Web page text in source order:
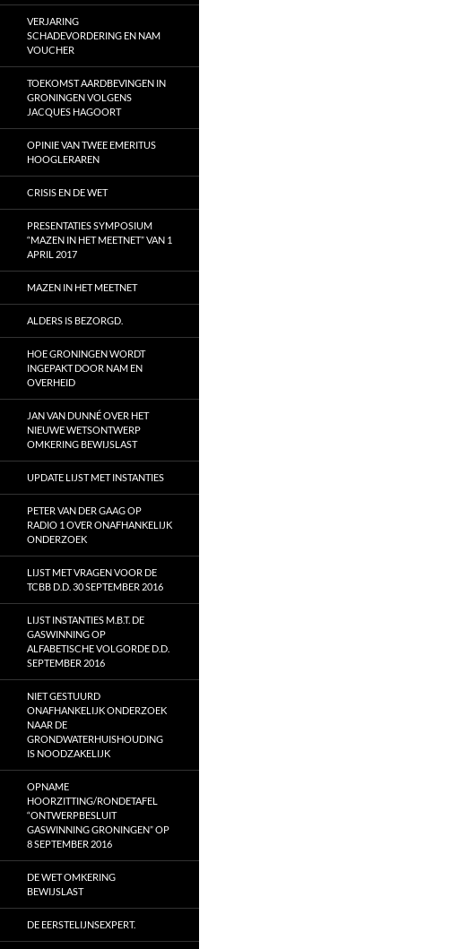
VERJARING
SCHADEVORDERING EN NAM
VOUCHER
TOEKOMST AARDBEVINGEN IN
GRONINGEN VOLGENS
JACQUES HAGOORT
OPINIE VAN TWEE EMERITUS
HOOGLERAREN
CRISIS EN DE WET
PRESENTATIES SYMPOSIUM
“MAZEN IN HET MEETNET” VAN 1
APRIL 2017
MAZEN IN HET MEETNET
ALDERS IS BEZORGD.
HOE GRONINGEN WORDT
INGEPAKT DOOR NAM EN
OVERHEID
JAN VAN DUNNÉ OVER HET
NIEUWE WETSONTWERP
OMKERING BEWIJSLAST
UPDATE LIJST MET INSTANTIES
PETER VAN DER GAAG OP
RADIO 1 OVER ONAFHANKELIJK
ONDERZOEK
LIJST MET VRAGEN VOOR DE
TCBB D.D. 30 SEPTEMBER 2016
LIJST INSTANTIES M.B.T. DE
GASWINNING OP
ALFABETISCHE VOLGORDE D.D.
SEPTEMBER 2016
NIET GESTUURD
ONAFHANKELIJK ONDERZOEK
NAAR DE
GRONDWATERHUISHOUDING
IS NOODZAKELIJK
OPNAME
HOORZITTING/RONDETAFEL
“ONTWERPBESLUIT
GASWINNING GRONINGEN” OP
8 SEPTEMBER 2016
DE WET OMKERING
BEWIJSLAST
DE EERSTELIJNSEXPERT.